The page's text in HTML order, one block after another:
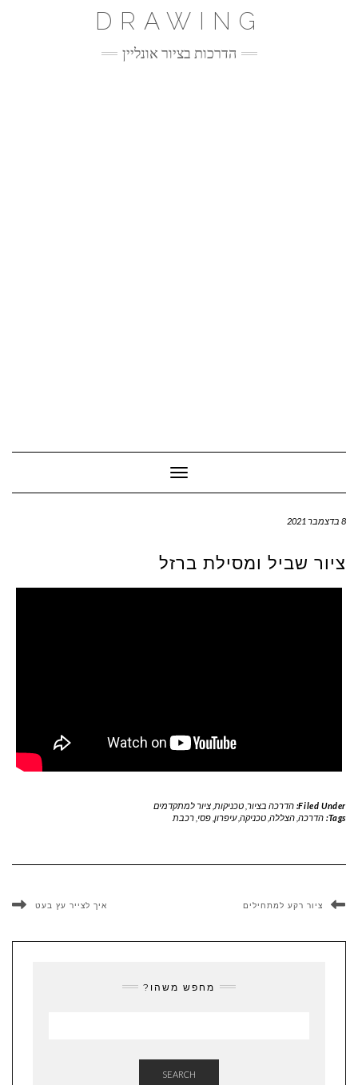
DRAWING
הדרכות בציור אונליין
Toggle Navigation
8 בדצמבר 2021
ציור שביל ומסילת ברזל
Filed Under: הדרכה בציור, טכניקות ציור למתקדמים
Tags: הדרכה, הצללה, טכניקה,עיפרון, פסי רכבת
ציור רקע למתחילים איך לצייר עץ בעט
מחפש משהו?
SEARCH